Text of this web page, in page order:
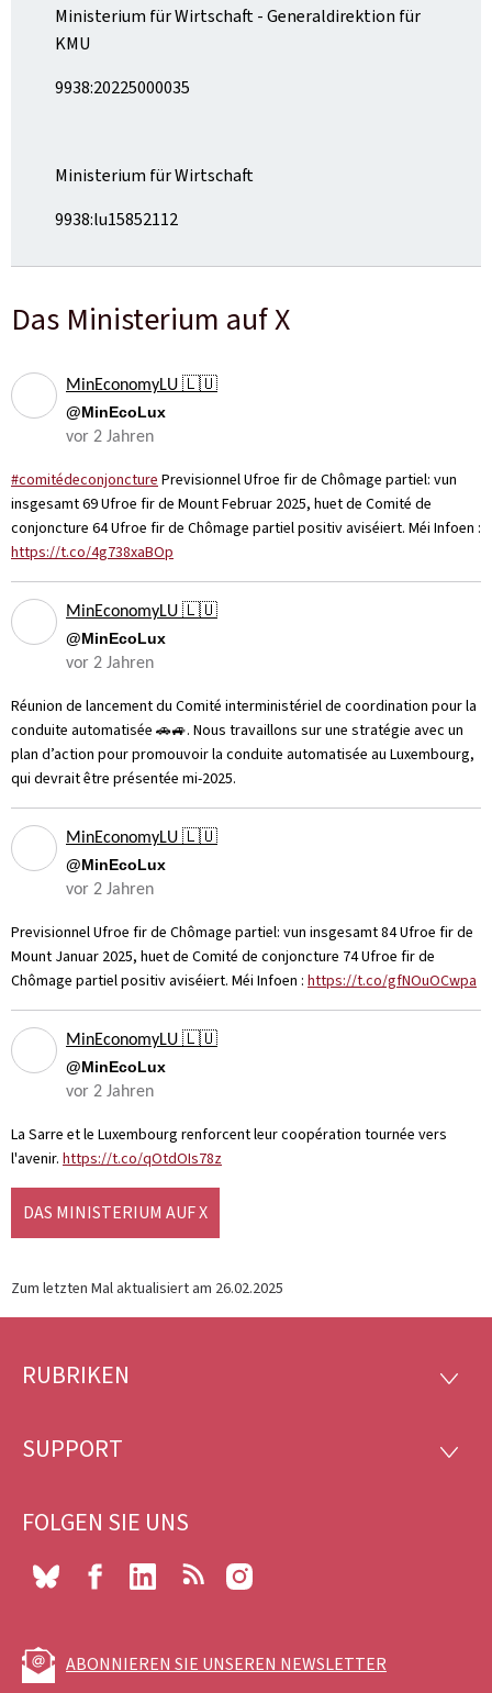
Ministerium für Wirtschaft - Generaldirektion für
KMU
9938:20225000035
Ministerium für Wirtschaft
9938:lu15852112
Das Ministerium auf X
MinEconomyLU 🇱🇺
@MinEcoLux
vor 2 Jahren
#comitédeconjoncture Previsionnel Ufroe fir de Chômage partiel: vun
insgesamt 69 Ufroe fir de Mount Februar 2025, huet de Comité de
conjoncture 64 Ufroe fir de Chômage partiel positiv aviséiert. Méi Infoen :
https://t.co/4g738xaBOp
MinEconomyLU 🇱🇺
@MinEcoLux
vor 2 Jahren
Réunion de lancement du Comité interministériel de coordination pour la
conduite automatisée 🚗🚙. Nous travaillons sur une stratégie avec un
plan d’action pour promouvoir la conduite automatisée au Luxembourg,
qui devrait être présentée mi-2025.
MinEconomyLU 🇱🇺
@MinEcoLux
vor 2 Jahren
Previsionnel Ufroe fir de Chômage partiel: vun insgesamt 84 Ufroe fir de
Mount Januar 2025, huet de Comité de conjoncture 74 Ufroe fir de
Chômage partiel positiv aviséiert. Méi Infoen : https://t.co/gfNOuOCwpa
MinEconomyLU 🇱🇺
@MinEcoLux
vor 2 Jahren
La Sarre et le Luxembourg renforcent leur coopération tournée vers
l'avenir. https://t.co/qOtdOIs78z
DAS MINISTERIUM AUF X
Zum letzten Mal aktualisiert am 26.02.2025
Footer
RUBRIKEN
SUPPORT
FOLGEN SIE UNS
Bluesky FacebookLinkedIn RSS
ABONNIEREN SIE UNSEREN NEWSLETTER